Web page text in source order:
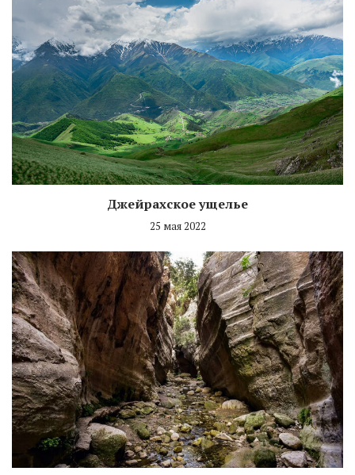
Джейрахское ущелье
25 мая 2022